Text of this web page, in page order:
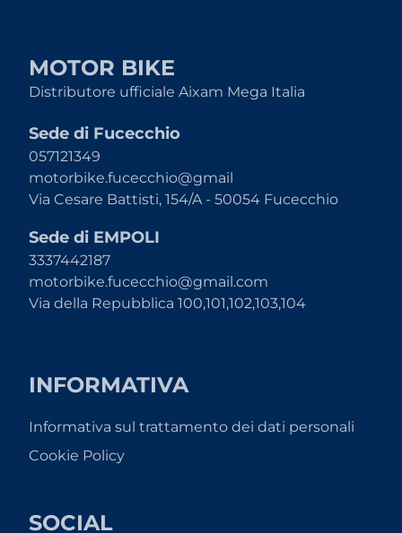
MOTOR BIKE
Distributore ufficiale Aixam Mega Italia
Sede di Fucecchio
057121349
motorbike.fucecchio@gmail
Via Cesare Battisti, 154/A - 50054 Fucecchio
Sede di EMPOLI
3337442187
motorbike.fucecchio@gmail.com
Via della Repubblica 100,101,102,103,104
INFORMATIVA
Informativa sul trattamento dei dati personali
Cookie Policy
SOCIAL